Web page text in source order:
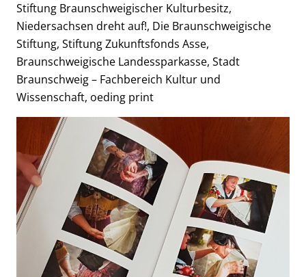
Stiftung Braunschweigischer Kulturbesitz,
Niedersachsen dreht auf!, Die Braunschweigische
Stiftung, Stiftung Zukunftsfonds Asse,
Braunschweigische Landessparkasse, Stadt
Braunschweig – Fachbereich Kultur und
Wissenschaft, oeding print